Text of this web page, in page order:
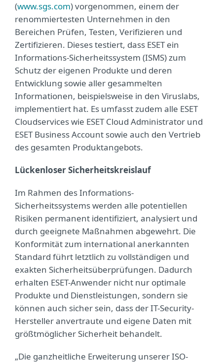
(www.sgs.com) vorgenommen, einem der
renommiertesten Unternehmen in den
Bereichen Prüfen, Testen, Verifizieren und
Zertifizieren. Dieses testiert, dass ESET ein
Informations-Sicherheitssystem (ISMS) zum
Schutz der eigenen Produkte und deren
Entwicklung sowie aller gesammelten
Informationen, beispielsweise in den Viruslabs,
implementiert hat. Es umfasst zudem alle ESET
Cloudservices wie ESET Cloud Administrator und
ESET Business Account sowie auch den Vertrieb
des gesamten Produktangebots.
Lückenloser Sicherheitskreislauf
Im Rahmen des Informations-
Sicherheitssystems werden alle potentiellen
Risiken permanent identifiziert, analysiert und
durch geeignete Maßnahmen abgewehrt. Die
Konformität zum international anerkannten
Standard führt letztlich zu vollständigen und
exakten Sicherheitsüberprüfungen. Dadurch
erhalten ESET-Anwender nicht nur optimale
Produkte und Dienstleistungen, sondern sie
können auch sicher sein, dass der IT-Security-
Hersteller anvertraute und eigene Daten mit
größtmöglicher Sicherheit behandelt.
„Die ganzheitliche Erweiterung unserer ISO-